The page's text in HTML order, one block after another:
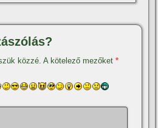
közzé. A kötelező mezőket*